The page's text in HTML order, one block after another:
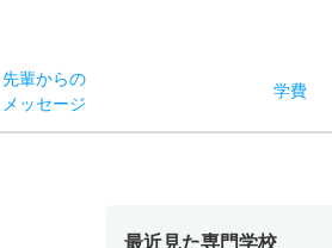
先輩からの
メッセージ
学費
最近見た専門学校